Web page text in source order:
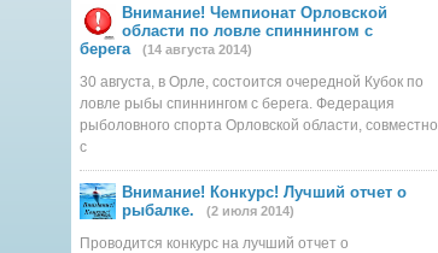
Внимание! Чемпионат Орловской
области по ловле спиннингом с
берега
(14 августа 2014)
30 августа, в Орле, состоится очередной Кубок по
ловле рыбы спиннингом с берега. Федерация
рыболовного спорта Орловской области, совместно
с
Внимание! Конкурс! Лучший отчет о
рыбалке.
(2 июля 2014)
Проводится конкурс на лучший отчет о